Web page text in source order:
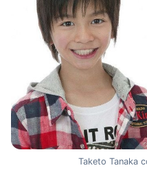
Taketo Tanaka